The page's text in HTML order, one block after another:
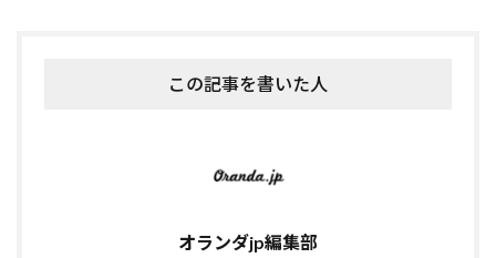
この記事を書いた人
オランダjp編集部